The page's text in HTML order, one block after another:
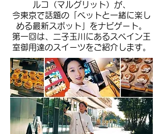
ルコ（マルグリット）が、
今東京で話題の「ペットと一緒に楽し
める最新スポット」をナビゲート。
第一回は、二子玉川にあるスペイン王
室御用達のスイーツをご紹介します。